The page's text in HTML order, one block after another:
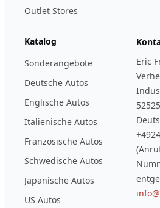
Outlet Stores
Katalog
Sonderangebote
Deutsche Autos
Englische Autos
Italienische Autos
Französische Autos
Schwedische Autos
Japanische Autos
US Autos
Eric